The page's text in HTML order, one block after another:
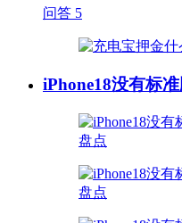
问答 5
iPhone18没有标